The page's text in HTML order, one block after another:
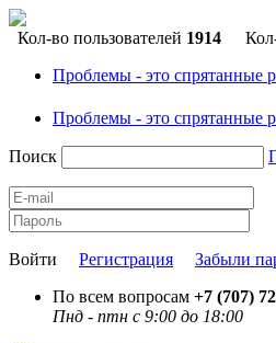
Кол-во пользователей 1914
Проблемы - это спрятанные
Проблемы - это спрятанные
Поиск
Войти Регистрация
Забыли
По всем вопросам +7 (707)
Пнд - птн с 9:00 до 18:00